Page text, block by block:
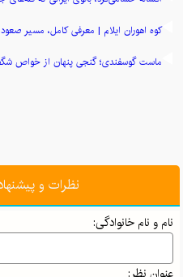
کوه اهوران ایلام | معرفی کامل، مسیر
ماست گوسفندی؛ گنجی پنهان از خواص
نظرات و
نام و نام خانوادگی: